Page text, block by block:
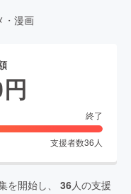
・漫画
円
終了
支援者数36 人
を開始し、 36人の支援